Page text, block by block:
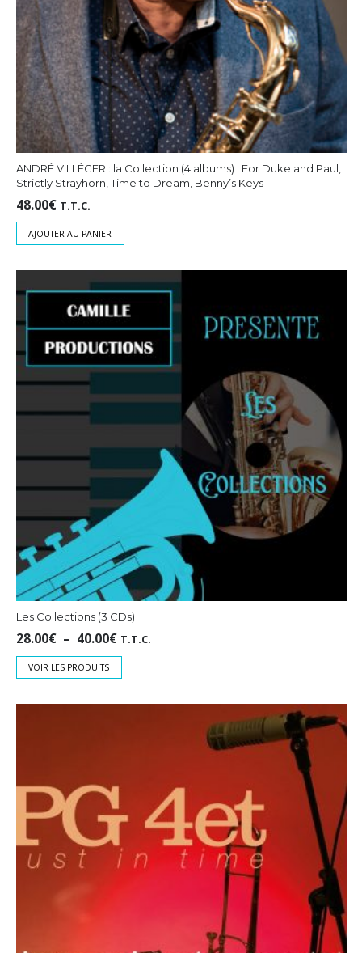
ANDRÉ VILLÉGER : la Collection (4 albums) : For Duke and Paul,
Strictly Strayhorn, Time to Dream, Benny’s Keys
48.00€ T.T.C.
AJOUTER AU PANIER
Les Collections (3 CDs)
28.00€ – 40.00€Plage
de
à
T.T.C.
VOIR LES PRODUITS